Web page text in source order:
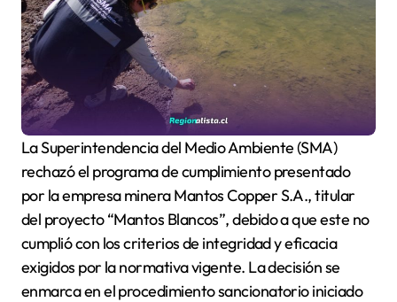
La Superintendencia del Medio Ambiente (SMA)
rechazó el programa de cumplimiento presentado
por la empresa minera Mantos Copper S.A., titular
del proyecto “Mantos Blancos”, debido a que este no
cumplió con los criterios de integridad y eficacia
exigidos por la normativa vigente. La decisión se
enmarca en el procedimiento sancionatorio iniciado